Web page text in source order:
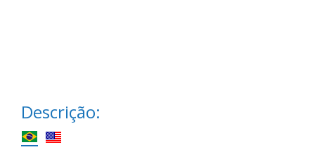
Descrição: